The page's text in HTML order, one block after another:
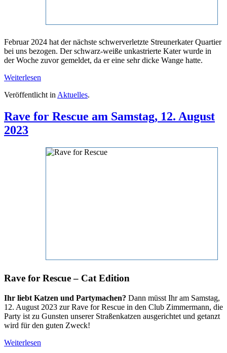
Februar 2024 hat der nächste schwerverletzte Streunerkater Quartier
bei uns bezogen. Der schwarz-weiße unkastrierte Kater wurde in
der Woche zuvor gemeldet, da er eine sehr dicke Wange hatte.
Weiterlesen
Veröffentlicht in Aktuelles.
Rave for Rescue am Samstag, 12. August
2023
Rave for Rescue – Cat Edition
Ihr liebt Katzen und Partymachen? Dann müsst Ihr am Samstag,
12. August 2023 zur Rave for Rescue in den Club Zimmermann, die
Party ist zu Gunsten unserer Straßenkatzen ausgerichtet und getanzt
wird für den guten Zweck!
Weiterlesen